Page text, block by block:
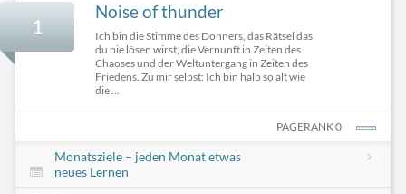
1
Noise of thunder
Ich bin die Stimme des Donners, das Rätsel das
du nie lösen wirst, die Vernunft in Zeiten des
Chaoses und der Weltuntergang in Zeiten des
Friedens. Zu mir selbst: Ich bin halb so alt wie
die ...
PAGERANK 0
Monatsziele – jeden Monat etwas
neues Lernen